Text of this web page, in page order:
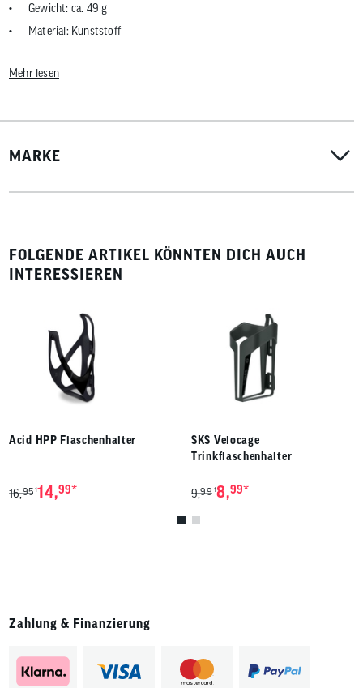
Gewicht: ca. 49 g
Material: Kunststoff
Mehr lesen
MARKE
FOLGENDE ARTIKEL KÖNNTEN DICH AUCH
INTERESSIEREN
Acid HPP Flaschenhalter
16,95 114,99*
SKS Velocage
Trinkflaschenhalter
9,99 18,99*
Zahlung & Finanzierung